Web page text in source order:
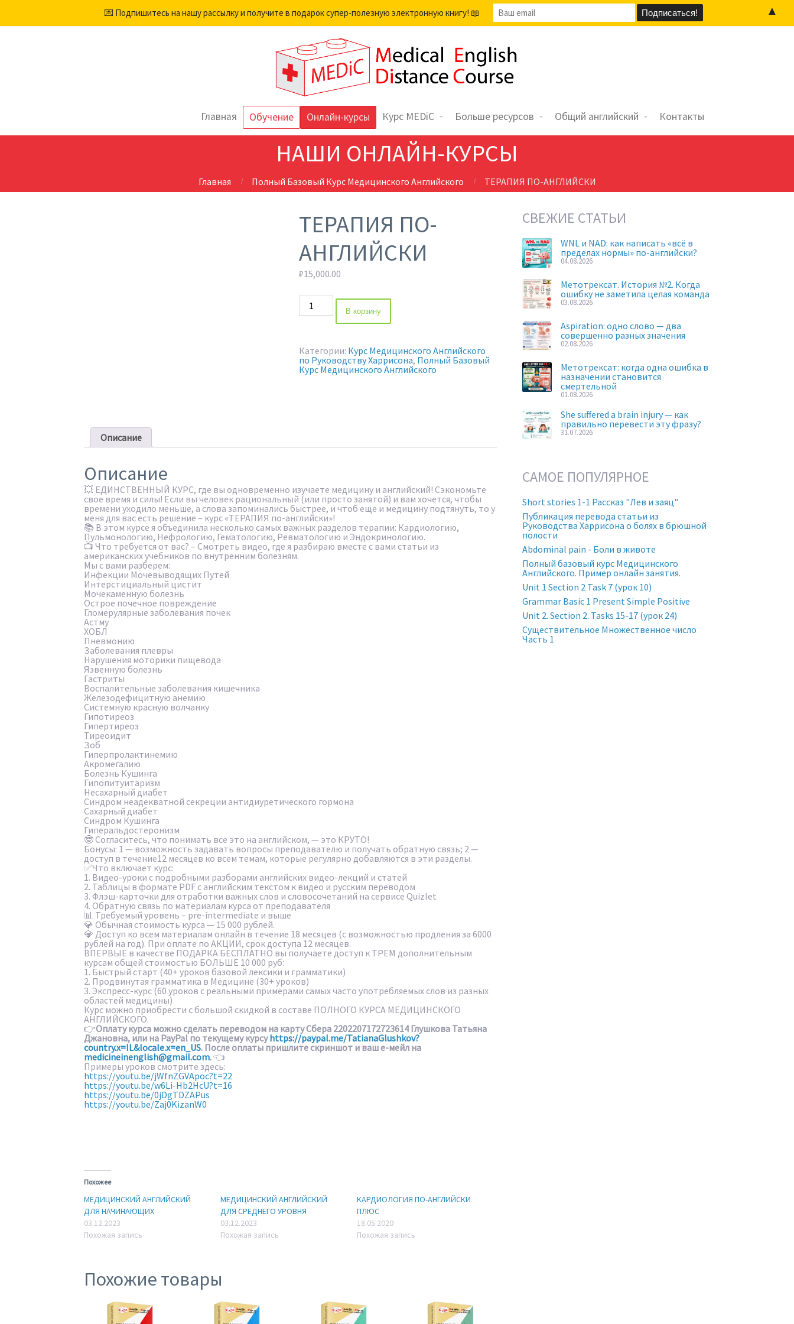
Главная Обучение Онлайн-курсы Курс MEDiC Больше ресурсов Общий английский Контакты
НАШИ ОНЛАЙН-КУРСЫ
Главная Полный Базовый Курс Медицинского Английского ТЕРАПИЯ ПО-АНГЛИЙСКИ
ТЕРАПИЯ ПО-
АНГЛИЙСКИ
₽15,000.00
Количество
товара
ТЕРАПИЯ
В корзину
Категории: Курс Медицинского Английского
по Руководству Харрисона, Полный Базовый
Курс Медицинского Английского
Описание
Описание
💥 ЕДИНСТВЕННЫЙ КУРС, где вы одновременно изучаете медицину и английский! Сэкономьте
свое время и силы! Если вы человек рациональный (или просто занятой) и вам хочется, чтобы
времени уходило меньше, а слова запоминались быстрее, и чтоб еще и медицину подтянуть, то у
меня для вас есть решение – курс «ТЕРАПИЯ по-английски»!
📚 В этом курсе я объединила несколько самых важных разделов терапии: Кардиологию,
Пульмонологию, Нефрологию, Гематологию, Ревматологию и Эндокринологию.
📺 Что требуется от вас? – Смотреть видео, где я разбираю вместе с вами статьи из
американских учебников по внутренним болезням.
Мы с вами разберем:
Инфекции Мочевыводящих Путей
Интерстициальный цистит
Мочекаменную болезнь
Острое почечное повреждение
Гломерулярные заболевания почек
Астму
ХОБЛ
Пневмонию
Заболевания плевры
Нарушения моторики пищевода
Язвенную болезнь
Гастриты
Воспалительные заболевания кишечника
Железодефицитную анемию
Системную красную волчанку
Гипотиреоз
Гипертиреоз
Тиреоидит
Зоб
Гиперпролактинемию
Акромегалию
Болезнь Кушинга
Гипопитуитаризм
Несахарный диабет
Синдром неадекватной секреции антидиуретического гормона
Сахарный диабет
Синдром Кушинга
Гиперальдостеронизм
🤓 Согласитесь, что понимать все это на английском, — это КРУТО!
Бонусы: 1 — возможность задавать вопросы преподавателю и получать обратную связь; 2 —
доступ в течение12 месяцев ко всем темам, которые регулярно добавляются в эти разделы.
✅Что включает курс:
1. Видео-уроки с подробными разборами английских видео-лекций и статей
2. Таблицы в формате PDF с английским текстом к видео и русским переводом
3. Флэш-карточки для отработки важных слов и словосочетаний на сервисе Quizlet
4. Обратную связь по материалам курса от преподавателя
📊 Требуемый уровень – pre-intermediate и выше
💎 Обычная стоимость курса — 15 000 рублей.
💎 Доступ ко всем материалам онлайн в течение 18 месяцев (с возможностью продления за 6000
рублей на год). При оплате по АКЦИИ, срок доступа 12 месяцев.
ВПЕРВЫЕ в качестве ПОДАРКА БЕСПЛАТНО вы получаете доступ к ТРЕМ дополнительным
курсам общей стоимостью БОЛЬШЕ 10 000 руб:
1. Быстрый старт (40+ уроков базовой лексики и грамматики)
2. Продвинутая грамматика в Медицине (30+ уроков)
3. Экспресс-курс (60 уроков с реальными примерами самых часто употребляемых слов из разных
областей медицины)
Курс можно приобрести с большой скидкой в составе ПОЛНОГО КУРСА МЕДИЦИНСКОГО
АНГЛИЙСКОГО.
👉Оплату курса можно сделать переводом на карту Сбера 2202207172723614 Глушкова Татьяна
Джановна, или на PayPal по текущему курсуhttps://paypal.me/TatianaGlushkov?
country.x=IL&locale.x=en_US. После оплаты пришлите скриншот и ваш е-мейл на
medicineinenglish@gmail.com.👈
Примеры уроков смотрите здесь:
https://youtu.be/jWfnZGVApoc?t=22
https://youtu.be/w6Li-Hb2HcU?t=16
https://youtu.be/0jDgTDZAPus
https://youtu.be/Zaj0KizanW0
Похожее
МЕДИЦИНСКИЙ АНГЛИЙСКИЙ
ДЛЯ НАЧИНАЮЩИХ
03.12.2023
Похожая запись
МЕДИЦИНСКИЙ АНГЛИЙСКИЙ
ДЛЯ СРЕДНЕГО УРОВНЯ
03.12.2023
Похожая запись
КАРДИОЛОГИЯ ПО-АНГЛИЙСКИ
ПЛЮС
18.05.2020
Похожая запись
Похожие товары
СВЕЖИЕ СТАТЬИ
WNL и NAD: как написать «всё в
пределах нормы» по-английски?
04.08.2026
Метотрексат. История №2. Когда
ошибку не заметила целая команда
03.08.2026
Aspiration: одно слово — два
совершенно разных значения
02.08.2026
Метотрексат: когда одна ошибка в
назначении становится
смертельной
01.08.2026
She suffered a brain injury — как
правильно перевести эту фразу?
31.07.2026
САМОЕ ПОПУЛЯРНОЕ
Short stories 1-1 Рассказ "Лев и заяц"
Публикация перевода статьи из
Руководства Харрисона о болях в брюшной
полости
Abdominal pain - Боли в животе
Полный базовый курс Медицинского
Английского. Пример онлайн занятия.
Unit 1 Section 2 Task 7 (урок 10)
Grammar Basic 1 Present Simple Positive
Unit 2. Section 2. Tasks 15-17 (урок 24)
Существительное Множественное число
Часть 1
💌 Подпишитесь на нашу рассылку и получите в подарок супер-полезную электронную книгу! 📖 ▲